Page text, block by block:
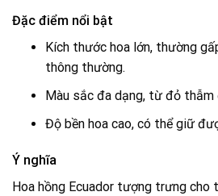
Đặc điểm nổi bật
Kích thước hoa lớn, thường
thông thường.
Màu sắc đa dạng, từ đỏ thẫm
Độ bền hoa cao, có thể giữ
Ý nghĩa
Hoa hồng Ecuador tượng trưng cho